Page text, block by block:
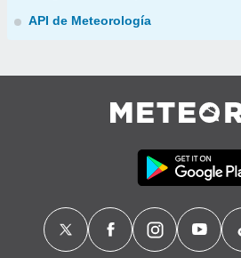
API de Meteorología